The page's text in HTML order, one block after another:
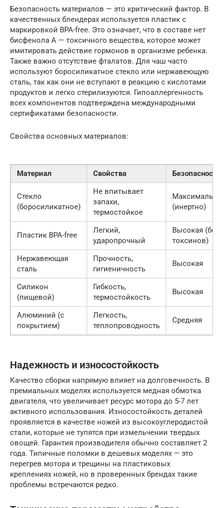
Безопасность материалов — это критический фактор. В
качественных блендерах используется пластик с
маркировкой BPA-free. Это означает, что в составе нет
бисфенола А — токсичного вещества, которое может
имитировать действие гормонов в организме ребенка.
Также важно отсутствие фталатов. Для чаш часто
используют боросиликатное стекло или нержавеющую
сталь, так как они не вступают в реакцию с кислотами
продуктов и легко стерилизуются. Гипоаллергенность
всех компонентов подтверждена международными
сертификатами безопасности.
Свойства основных материалов:
Материал Свойства Безопасность
Стекло
(боросиликатное)
Не впитывает
запахи,
термостойкое
(инертно)
Пластик BPA-free
Легкий,
ударопрочный
Высокая (без
токсинов)
Нержавеющая
сталь
Прочность,
гигиеничность
Высокая
Силикон
(пищевой)
Гибкость,
термостойкость
Высокая
Алюминий (с
покрытием)
Легкость,
теплопроводность
Средняя
Надежность и износостойкость
Качество сборки напрямую влияет на долговечность. В
премиальных моделях используется медная обмотка
двигателя, что увеличивает ресурс мотора до 5-7 лет
активного использования. Износостойкость деталей
проявляется в качестве ножей из высокоуглеродистой
стали, которые не тупятся при измельчении твердых
овощей. Гарантия производителя обычно составляет 2
года. Типичные поломки в дешевых моделях — это
перегрев мотора и трещины на пластиковых
креплениях ножей, но в проверенных брендах такие
проблемы встречаются редко.